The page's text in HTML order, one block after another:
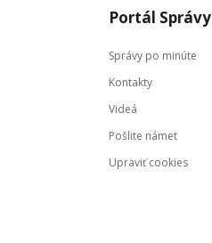
Portál Správy
Správy po minúte
Kontakty
Videá
Pošlite námet
Upraviť cookies